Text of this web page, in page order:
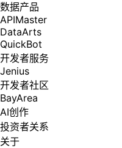
数据产品
APIMaster
DataArts
QuickBot
开发者服务
Jenius
开发者社区
BayArea
AI创作
投资者关系
关于